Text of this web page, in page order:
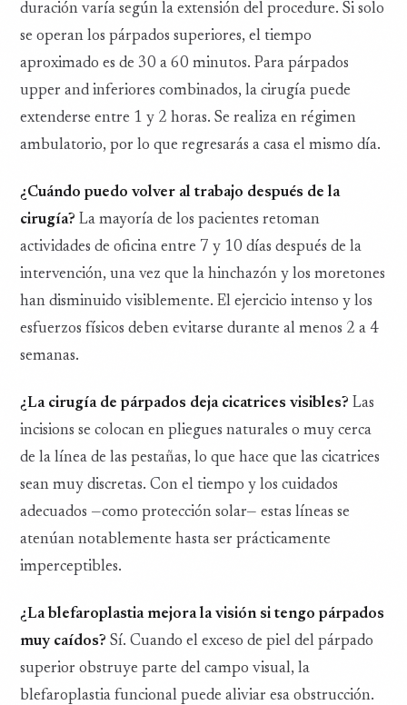
duración varía según la extensión del procedure. Si solo
se operan los párpados superiores, el tiempo
aproximado es de 30 a 60 minutos. Para párpados
upper and inferiores combinados, la cirugía puede
extenderse entre 1 y 2 horas. Se realiza en régimen
ambulatorio, por lo que regresarás a casa el mismo día.
¿Cuándo puedo volver al trabajo después de la
cirugía? La mayoría de los pacientes retoman
actividades de oficina entre 7 y 10 días después de la
intervención, una vez que la hinchazón y los moretones
han disminuido visiblemente. El ejercicio intenso y los
esfuerzos físicos deben evitarse durante al menos 2 a 4
semanas.
¿La cirugía de párpados deja cicatrices visibles? Las
incisions se colocan en pliegues naturales o muy cerca
de la línea de las pestañas, lo que hace que las cicatrices
sean muy discretas. Con el tiempo y los cuidados
adecuados —como protección solar— estas líneas se
atenúan notablemente hasta ser prácticamente
imperceptibles.
¿La blefaroplastia mejora la visión si tengo párpados
muy caídos? Sí. Cuando el exceso de piel del párpado
superior obstruye parte del campo visual, la
blefaroplastia funcional puede aliviar esa obstrucción.